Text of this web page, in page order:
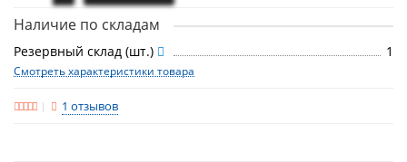
Наличие по складам
Резервный склад (шт.) 1
Смотреть характеристики товара
1 отзывов